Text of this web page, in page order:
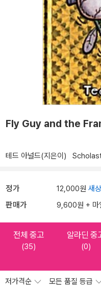
Fly Guy and the
테드 아널드(지은이)
정가 12,000원 새
판매가 9,600원 + 마
전체 중고
(35)
알라딘 중
(0)
저가격순 모든 품질 등급